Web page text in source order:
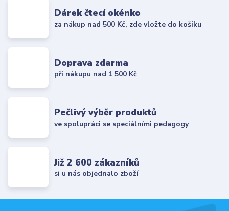
Dárek čtecí okénko
za nákup nad 500 Kč, zde vložte do košíku
Doprava zdarma
při nákupu nad 1 500 Kč
Pečlivý výběr produktů
ve spolupráci se speciálními pedagogy
Již 2 600 zákazníků
si u nás objednalo zboží